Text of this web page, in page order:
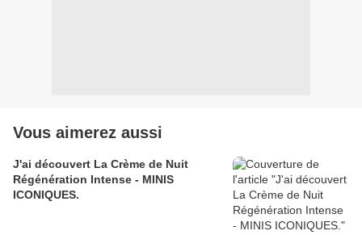
Vous aimerez aussi
J'ai découvert La Crème de Nuit
Régénération Intense - MINIS
ICONIQUES.